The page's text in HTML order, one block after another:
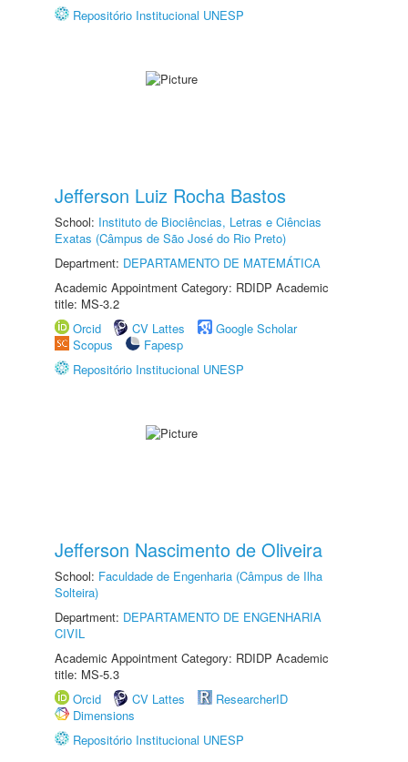
Repositório Institucional UNESP
Jefferson Luiz Rocha Bastos
School: Instituto de Biociências, Letras e Ciências
Exatas (Câmpus de São José do Rio Preto)
Department: DEPARTAMENTO DE MATEMÁTICA
Academic Appointment Category: RDIDP Academic
title: MS-3.2
Orcid
CV Lattes
Google Scholar
Scopus
Fapesp
Repositório Institucional UNESP
Jefferson Nascimento de Oliveira
School: Faculdade de Engenharia (Câmpus de Ilha
Solteira)
Department: DEPARTAMENTO DE ENGENHARIA
CIVIL
Academic Appointment Category: RDIDP Academic
title: MS-5.3
Orcid
CV Lattes
ResearcherID
Dimensions
Repositório Institucional UNESP